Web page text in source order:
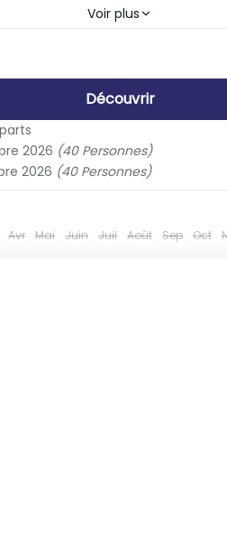
Voir plus
Découvrir
2026 (40 Personnes)
2026 (40 Personnes)
Avr Mai Juin Juil Août Sep Oct